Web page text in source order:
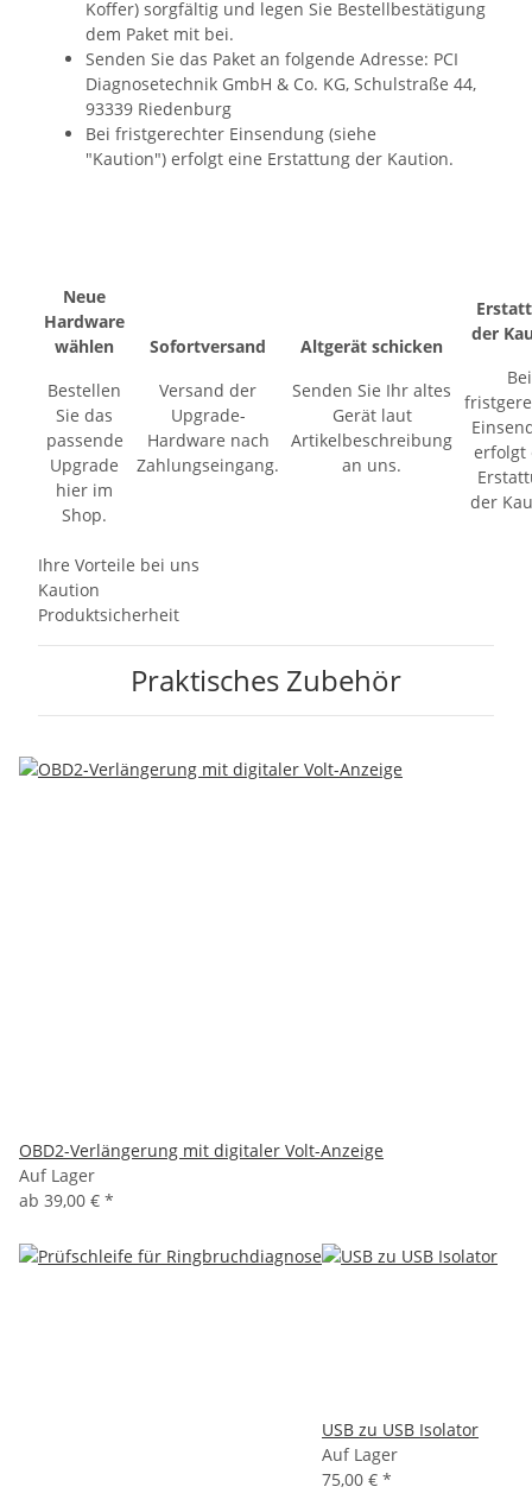
Koffer) sorgfältig und legen Sie Bestellbestätigung
dem Paket mit bei.
Senden Sie das Paket an folgende Adresse: PCI
Diagnosetechnik GmbH & Co. KG, Schulstraße 44,
93339 Riedenburg
Bei fristgerechter Einsendung (siehe
"Kaution") erfolgt eine Erstattung der Kaution.
Neue
Hardware
wählen
Bestellen
Sie das
passende
Upgrade
hier im
Shop.
Sofortversand
Versand der
Upgrade-
Hardware nach
Zahlungseingang.
Altgerät schicken
Senden Sie Ihr altes
Gerät laut
Artikelbeschreibung
an uns.
der
Bei
erfolgt
der
Ihre Vorteile bei uns
Kaution
Produktsicherheit
Praktisches Zubehör
OBD2-Verlängerung mit digitaler Volt-Anzeige
Auf Lager
ab 39,00 € *
USB zu USB Isolator
Auf Lager
75,00 € *